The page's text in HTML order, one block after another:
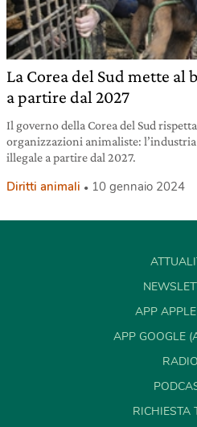
La Corea del Sud mette al
a partire dal 2027
Il governo della Corea del Sud
organizzazioni animaliste: l’industria
illegale a partire dal 2027.
Diritti animali 10 gennaio 2024
APP
APP GOOGLE
RADIO
RICHIESTA